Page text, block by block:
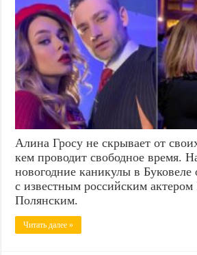
Алина Гросу не скрывает от
кем проводит свободное время.
новогодние каникулы в Буковеле
с известным российским
Полянским.
Читать далее »